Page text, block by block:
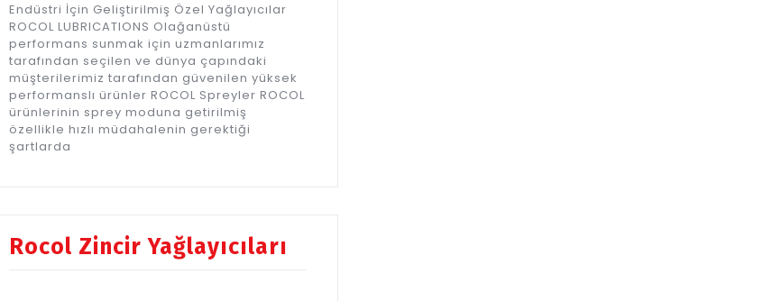
Endüstri İçin Geliştirilmiş Özel Yağlayıcılar
ROCOL LUBRICATIONS Olağanüstü
performans sunmak için uzmanlarımız
tarafından seçilen ve dünya çapındaki
müşterilerimiz tarafından güvenilen yüksek
performanslı ürünler ROCOL Spreyler ROCOL
ürünlerinin sprey moduna getirilmiş
özellikle hızlı müdahalenin gerektiği
şartlarda
Rocol Zincir Yağlayıcıları